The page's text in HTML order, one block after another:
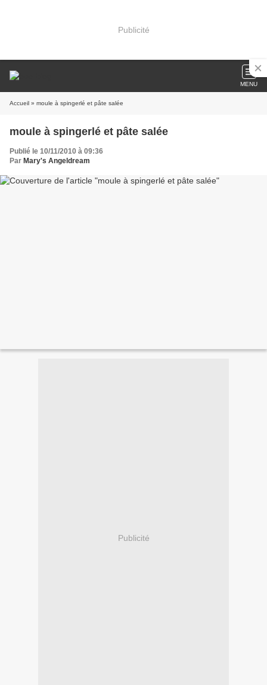
Publicité
MENU
Accueil » moule à spingerlé et pâte salée
moule à spingerlé et pâte salée
Publié le 10/11/2010 à 09:36
Par Mary's Angeldream
Publicité